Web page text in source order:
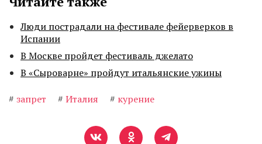
Люди пострадали на фестивале фейерверков в
Испании
В Москве пройдет фестиваль джелато
В «Сыроварне» пройдут итальянские ужины
# запрет # Италия # курение